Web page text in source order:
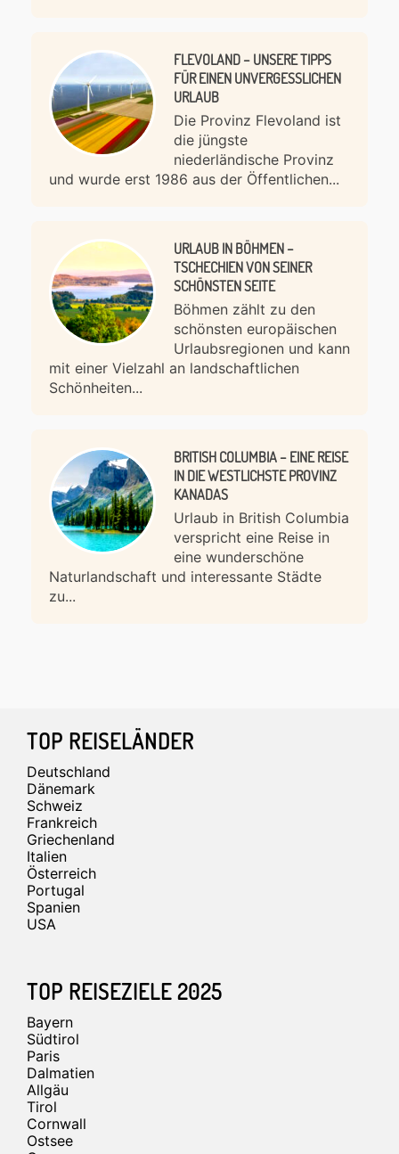
FLEVOLAND – UNSERE TIPPS
FÜR EINEN UNVERGESSLICHEN
URLAUB
Die Provinz Flevoland ist
die jüngste
niederländische Provinz
und wurde erst 1986 aus der Öffentlichen...
URLAUB IN BÖHMEN –
TSCHECHIEN VON SEINER
SCHÖNSTEN SEITE
Böhmen zählt zu den
schönsten europäischen
Urlaubsregionen und kann
mit einer Vielzahl an landschaftlichen
Schönheiten...
BRITISH COLUMBIA – EINE REISE
IN DIE WESTLICHSTE PROVINZ
KANADAS
Urlaub in British Columbia
verspricht eine Reise in
eine wunderschöne
Naturlandschaft und interessante Städte
zu...
Footer
TOP REISELÄNDER
Deutschland
Dänemark
Schweiz
Frankreich
Griechenland
Italien
Österreich
Portugal
Spanien
USA
TOP REISEZIELE 2025
Bayern
Südtirol
Paris
Dalmatien
Allgäu
Tirol
Cornwall
Ostsee